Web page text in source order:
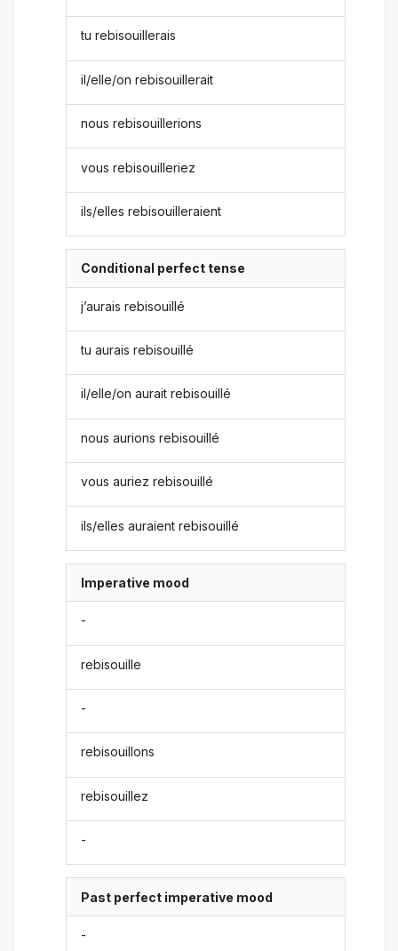
tu rebisouillerais
il/elle/on rebisouillerait
nous rebisouillerions
vous rebisouilleriez
ils/elles rebisouilleraient
Conditional perfect tense
j’aurais rebisouillé
tu aurais rebisouillé
il/elle/on aurait rebisouillé
nous aurions rebisouillé
vous auriez rebisouillé
ils/elles auraient rebisouillé
Imperative mood
-
rebisouille
-
rebisouillons
rebisouillez
-
Past perfect imperative mood
-